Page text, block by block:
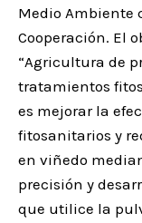
Medio Ambiente
Cooperación. El
“Agricultura de
tratamientos
es mejorar la
fitosanitarios y
en viñedo
precisión y
que utilice la